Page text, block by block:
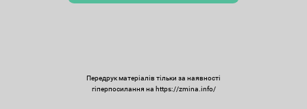
Передрук матеріалів тільки за наявності
гіперпосилання на https://zmina.info/